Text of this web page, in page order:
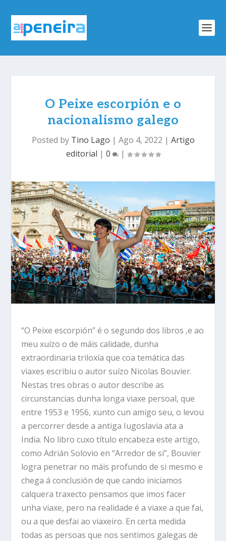
O Peixe escorpión e o
nacionalismo galego
Posted by Tino Lago | Ago 4, 2022 | Artigo
editorial | 0 |
“O Peixe escorpión” é o segundo dos libros ,e ao
meu xuízo o de máis calidade, dunha
extraordinaria triloxía que coa temática das
viaxes escribiu o autor suízo Nicolas Bouvier.
Nestas tres obras o autor describe as
circunstancias dunha longa viaxe persoal, que
entre 1953 e 1956, xunto cun amigo seu, o levou
a percorrer desde a antiga Iugoslavia ata a
India. No libro cuxo título encabeza este artigo,
como Adrián Solovio en “Arredor de si”, Bouvier
logra penetrar no máis profundo de si mesmo e
chega á conclusión de que cando iniciamos
calquera traxecto pensamos que imos facer
unha viaxe, pero na realidade é a viaxe a que fai,
ou a que desfai ao viaxeiro. En certa medida
todas as persoas que nos sentimos galegas de